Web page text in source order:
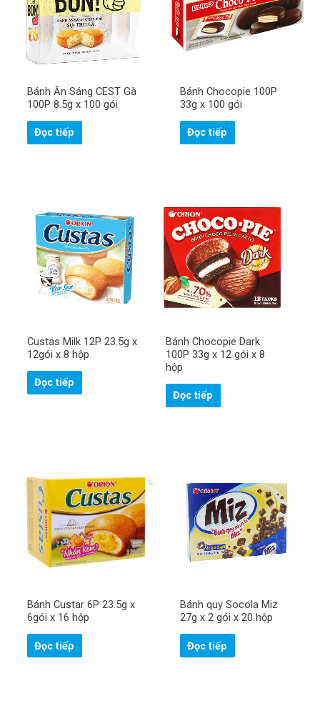
Bánh Ăn Sáng CEST Gà
100P 8.5g x 100 gói
Đọc tiếp
Bánh Chocopie 100P
33g x 100 gói
Đọc tiếp
Custas Milk 12P 23.5g x
12gói x 8 hộp
Đọc tiếp
Bánh Chocopie Dark
100P 33g x 12 gói x 8
hộp
Đọc tiếp
Bánh Custar 6P 23.5g x
6gói x 16 hộp
Đọc tiếp
Bánh quy Socola Miz
27g x 2 gói x 20 hộp
Đọc tiếp